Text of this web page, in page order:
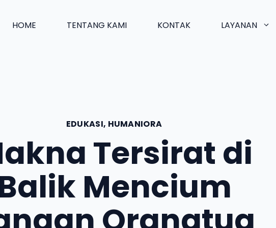
HOME TENTANG KAMI KONTAK LAYANAN
EDUKASI, HUMANIORA
Tersirat di
Mencium